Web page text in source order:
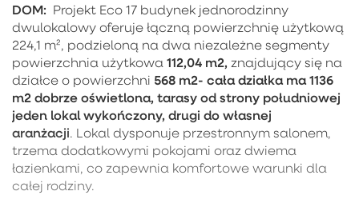
DOM: Projekt Eco 17 budynek jednorodzinny
dwulokalowy oferuje łączną powierzchnię użytkową
224,1 m², podzieloną na dwa niezależne segmenty
powierzchnia użytkowa 112,04 m2, znajdujący się na
działce o powierzchni 568 m2- cała działka ma 1136
m2 dobrze oświetlona, tarasy od strony południowej
jeden lokal wykończony, drugi do własnej
aranżacji. Lokal dysponuje przestronnym salonem,
trzema dodatkowymi pokojami oraz dwiema
łazienkami, co zapewnia komfortowe warunki dla
całej rodziny.